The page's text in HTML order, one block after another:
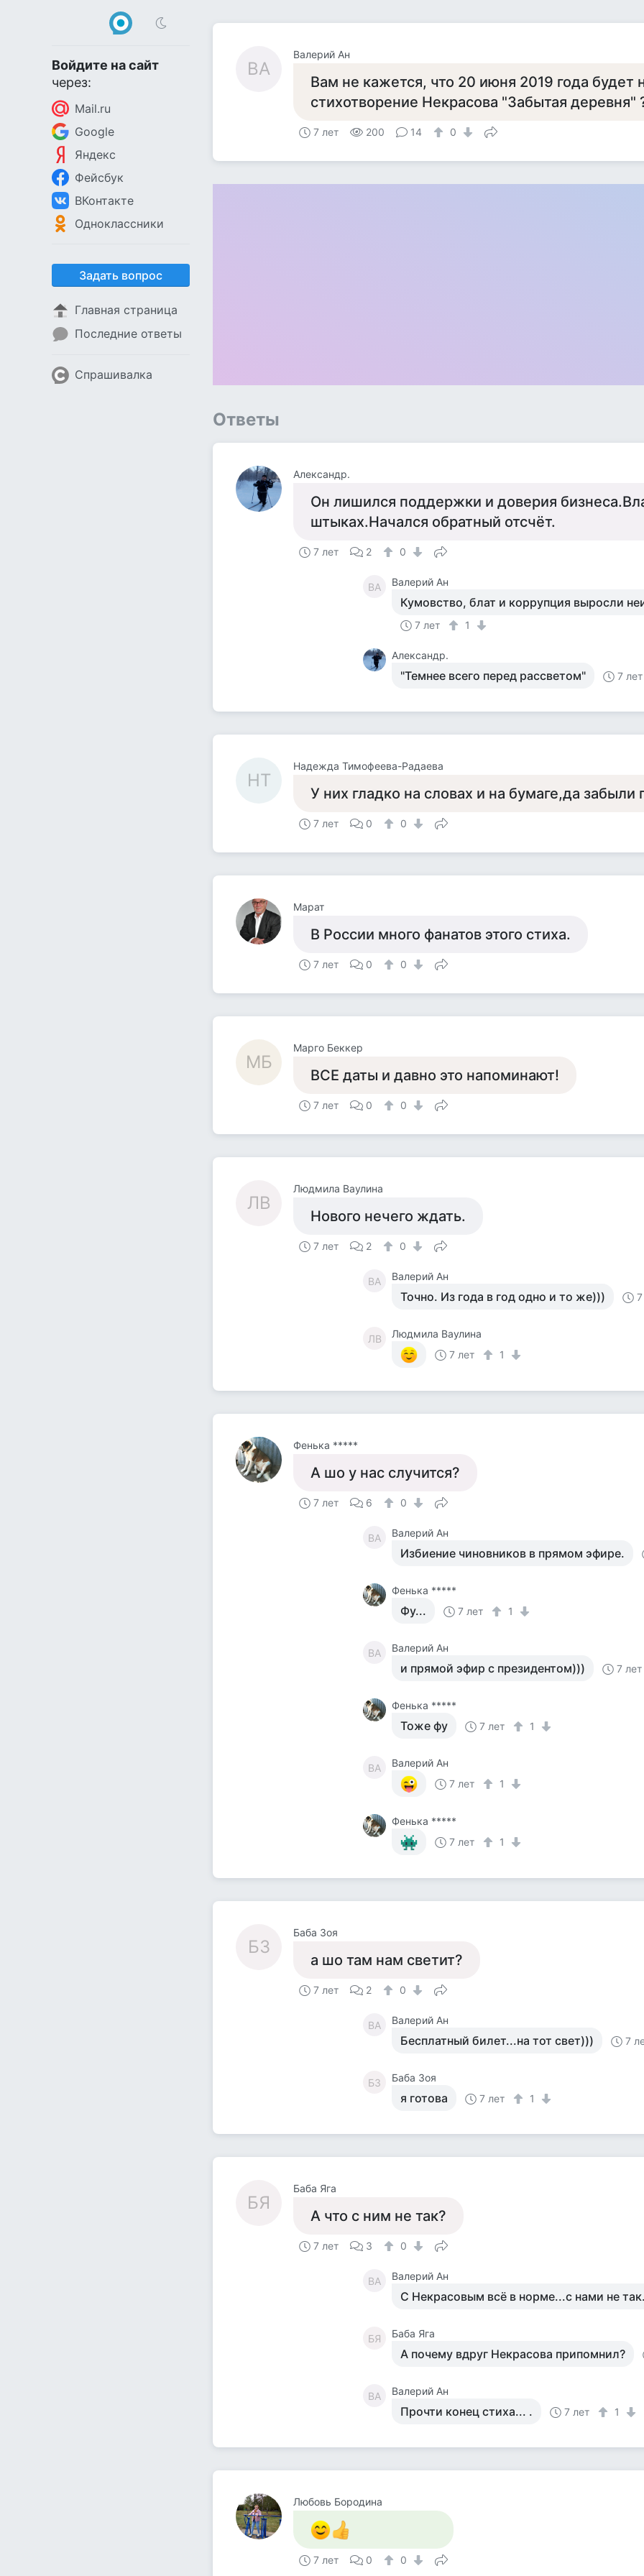
Войдите на сайт
через:
Mail.ru
Google
Яндекс
Фейсбук
ВКонтакте
Одноклассники
Задать вопрос
Главная страница
Последние ответы
Спрашивалка
ВА
Валерий Ан
Вам не кажется, что 20 июня 2019 года будет
стихотворение Некрасова "Забытая деревня"
7 лет 200 14 0
Ответы
Александр.
Он лишился поддержки и доверия
штыках.Начался обратный отсчёт.
7 лет 2 0
ВА Валерий Ан
Кумовство, блат и коррупция выросли
7 лет 1
Александр.
"Темнее всего перед рассветом" 7 лет
НТ
Надежда Тимофеева-Радаева
У них гладко на словах и на бумаге,да забыли
7 лет 0 0
Марат
В России много фанатов этого стиха.
7 лет 0 0
MБ
Mарго Беккер
ВСЕ даты и давно это напоминают!
7 лет 0 0
ЛВ
Людмила Ваулина
Нового нечего ждать.
7 лет 2 0
ВА Валерий Ан
Точно. Из года в год одно и то же)))
ЛВ
Людмила Ваулина
7 лет
1
Фенька *****
А шо у нас случится?
7 лет 6 0
ВА Валерий Ан
Избиение чиновников в прямом эфире.
Фенька *****
Фу... 7 лет 1
ВА Валерий Ан
и прямой эфир с президентом))) 7 лет
Фенька *****
Тоже фу 7 лет 1
ВА
Валерий Ан
7 лет
1
Фенька *****
7 лет
1
БЗ
Баба Зоя
а шо там нам светит?
7 лет 2 0
ВА Валерий Ан
Бесплатный билет...на тот свет))) 7
БЗ Баба Зоя
я готова 7 лет 1
БЯ
Баба Яга
А что с ним не так?
7 лет 3 0
ВА Валерий Ан
С Некрасовым всё в норме...с нами не
БЯ Баба Яга
А почему вдруг Некрасова припомнил?
ВА Валерий Ан
Прочти конец стиха... . 7 лет 1
Любовь Бородина
7 лет 0 0